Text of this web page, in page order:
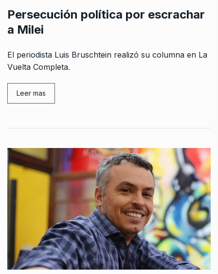
Persecución política por escrachar
a Milei
El periodista Luis Bruschtein realizó su columna en La
Vuelta Completa.
Leer mas